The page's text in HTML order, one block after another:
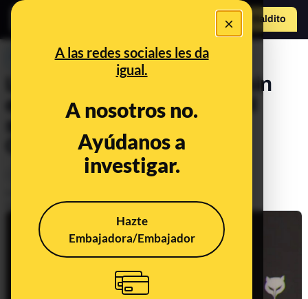
×
A las redes sociales les da
igual.
A nosotros no.
Ayúdanos a
investigar.
Hazte
Embajadora/Embajador
Hazte Maldito
PREBUNKING
Las afirmaciones falsas o sin
evidencias de Victoria Abril
sobre la vacuna contra la
COVID-19
Actualizado elFeb 28, 2021, 12:07:00 AM